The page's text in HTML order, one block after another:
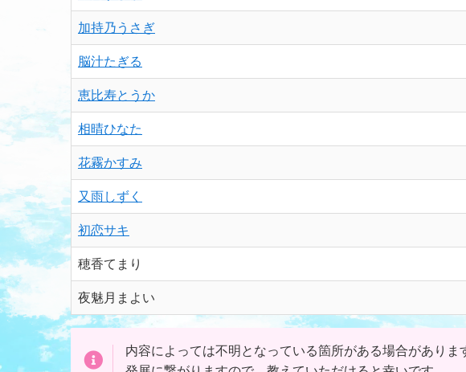
加持乃うさぎ
脳汁たぎる
恵比寿とうか
相晴ひなた
花霧かすみ
又雨しずく
初恋サキ
穂香てまり
夜魅月まよい
内容によっては不明となっている箇所がある場合があり